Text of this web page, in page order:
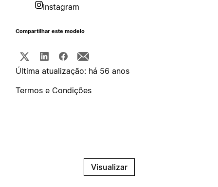
Instagram
Compartilhar este modelo
Última atualização: há 56 anos
Termos e Condições
Visualizar